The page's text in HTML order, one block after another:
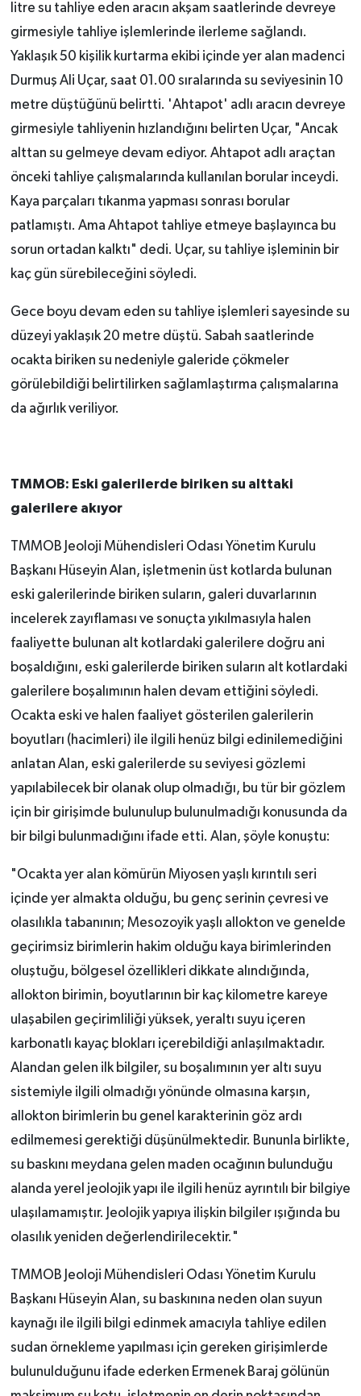
litre su tahliye eden aracın akşam saatlerinde devreye
girmesiyle tahliye işlemlerinde ilerleme sağlandı.
Yaklaşık 50 kişilik kurtarma ekibi içinde yer alan madenci
Durmuş Ali Uçar, saat 01.00 sıralarında su seviyesinin 10
metre düştüğünü belirtti. 'Ahtapot' adlı aracın devreye
girmesiyle tahliyenin hızlandığını belirten Uçar, "Ancak
alttan su gelmeye devam ediyor. Ahtapot adlı araçtan
önceki tahliye çalışmalarında kullanılan borular inceydi.
Kaya parçaları tıkanma yapması sonrası borular
patlamıştı. Ama Ahtapot tahliye etmeye başlayınca bu
sorun ortadan kalktı" dedi. Uçar, su tahliye işleminin bir
kaç gün sürebileceğini söyledi.
Gece boyu devam eden su tahliye işlemleri sayesinde su
düzeyi yaklaşık20 metre düştü. Sabah saatlerinde
ocakta biriken su nedeniyle galeride çökmeler
görülebildiği belirtilirken sağlamlaştırma çalışmalarına
da ağırlık veriliyor.
TMMOB: Eski galerilerde biriken su alttaki
galerilere akıyor
TMMOB Jeoloji Mühendisleri Odası Yönetim Kurulu
Başkanı Hüseyin Alan, işletmenin üst kotlarda bulunan
eski galerilerinde biriken suların, galeri duvarlarının
incelerek zayıflaması ve sonuçta yıkılmasıyla halen
faaliyette bulunan alt kotlardaki galerilere doğru ani
boşaldığını, eski galerilerde biriken suların alt kotlardaki
galerilere boşalımının halen devam ettiğini söyledi.
Ocakta eski ve halen faaliyet gösterilen galerilerin
boyutları (hacimleri) ile ilgili henüz bilgi edinilemediğini
anlatan Alan, eski galerilerde su seviyesi gözlemi
yapılabilecek bir olanak olup olmadığı, bu tür bir gözlem
için bir girişimde bulunulup bulunulmadığı konusunda da
bir bilgi bulunmadığını ifade etti. Alan, şöyle konuştu:
"Ocakta yer alan kömürün Miyosen yaşlı kırıntılı seri
içinde yer almakta olduğu, bu genç serinin çevresi ve
olasılıkla tabanının; Mesozoyik yaşlı allokton ve genelde
geçirimsiz birimlerin hakim olduğu kaya birimlerinden
oluştuğu, bölgesel özellikleri dikkate alındığında,
allokton birimin, boyutlarının bir kaç kilometre kareye
ulaşabilen geçirimliliği yüksek, yeraltı suyu içeren
karbonatlı kayaç blokları içerebildiği anlaşılmaktadır.
Alandan gelen ilk bilgiler, su boşalımının yer altı suyu
sistemiyle ilgili olmadığı yönünde olmasına karşın,
allokton birimlerin bu genel karakterinin göz ardı
edilmemesi gerektiği düşünülmektedir. Bununla birlikte,
su baskını meydana gelen maden ocağının bulunduğu
alanda yerel jeolojik yapı ile ilgili henüz ayrıntılı bir bilgiye
ulaşılamamıştır. Jeolojik yapıya ilişkin bilgiler ışığında bu
olasılık yeniden değerlendirilecektir."
TMMOB Jeoloji Mühendisleri Odası Yönetim Kurulu
Başkanı Hüseyin Alan, su baskınına neden olan suyun
kaynağı ile ilgili bilgi edinmek amacıyla tahliye edilen
sudan örnekleme yapılması için gereken girişimlerde
bulunulduğunu ifade ederken Ermenek Baraj gölünün